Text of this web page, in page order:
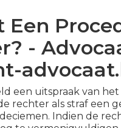
Een
-
een uitspraak van
de rechter als straf
Indien de